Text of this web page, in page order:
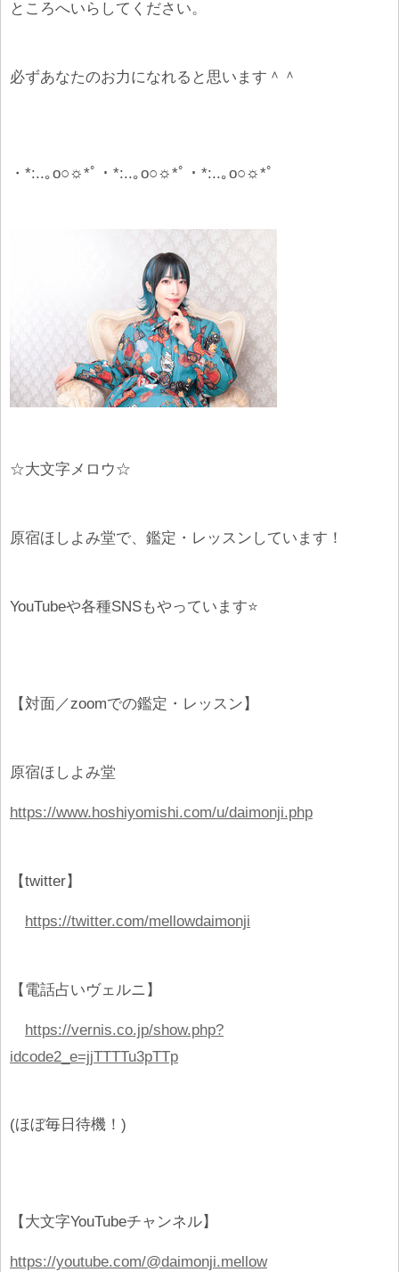
ところへいらしてください。
必ずあなたのお力になれると思います＾＾
・*:..｡o○☼*ﾟ・*:..｡o○☼*ﾟ・*:..｡o○☼*ﾟ
☆大文字メロウ☆
原宿ほしよみ堂で、鑑定・レッスンしています！
YouTubeや各種SNSもやっています⭐️
【対面／zoomでの鑑定・レッスン】
原宿ほしよみ堂
https://www.hoshiyomishi.com/u/daimonji.php
【twitter】
https://twitter.com/mellowdaimonji
【電話占いヴェルニ】
https://vernis.co.jp/show.php?
idcode2_e=jjTTTTu3pTTp
(ほぼ毎日待機！)
【大文字YouTubeチャンネル】
https://youtube.com/@daimonji.mellow